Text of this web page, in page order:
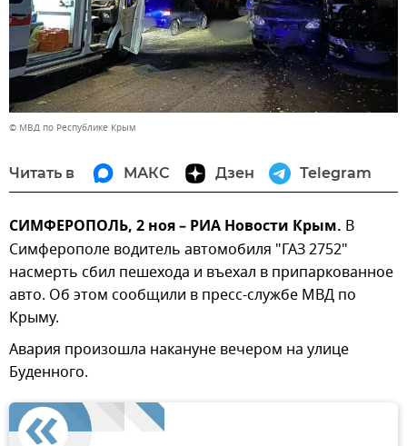
© МВД по Республике Крым
Читать в МАКС Дзен Telegram
СИМФЕРОПОЛЬ, 2 ноя – РИА Новости Крым. В
Симферополе водитель автомобиля "ГАЗ 2752"
насмерть сбил пешехода и въехал в припаркованное
авто. Об этом сообщили в пресс-службе МВД по
Крыму.
Авария произошла накануне вечером на улице
Буденного.